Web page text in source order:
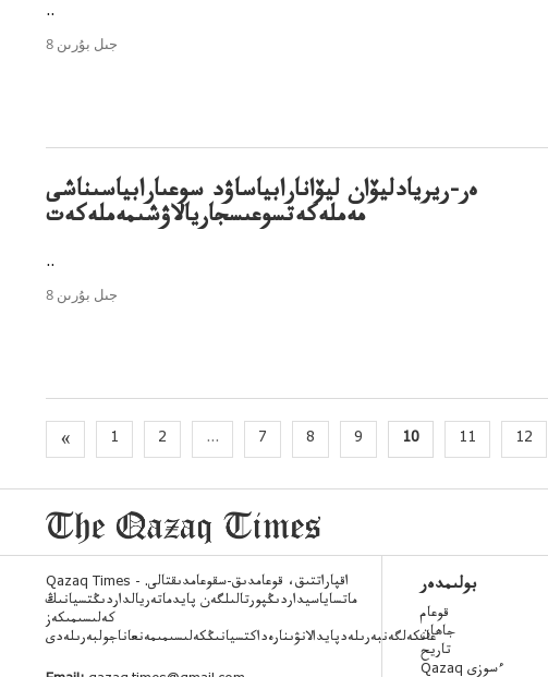
..
8 جىل بۇرىن
ەر-ريريادليۆان ليۆانارابياساۋد سوعىارابياسىناشى
مەملەكەتسوعىسجاريالاۋشىمەملەكەت
..
8 جىل بۇرىن
« 1 2 ... 7 8 9 10 11 12
Qazaq Times - اقپاراتتىق، قوعامدىق-سقوعامدىقتالى.
ماتساياسيداردىڭپورتالىلگەن پايدماتەريالداردىڭتسيانىڭ
كەلىسىمىكەز
عانكەلگەنبەرىلەدپايدالانۋىنارەداكتسيانىڭكەلىسىمىمەنعاناجولبەرىلەدى
بولىمدەر
قوعام
جاھان
تاريح
Qazaq ءسوزى